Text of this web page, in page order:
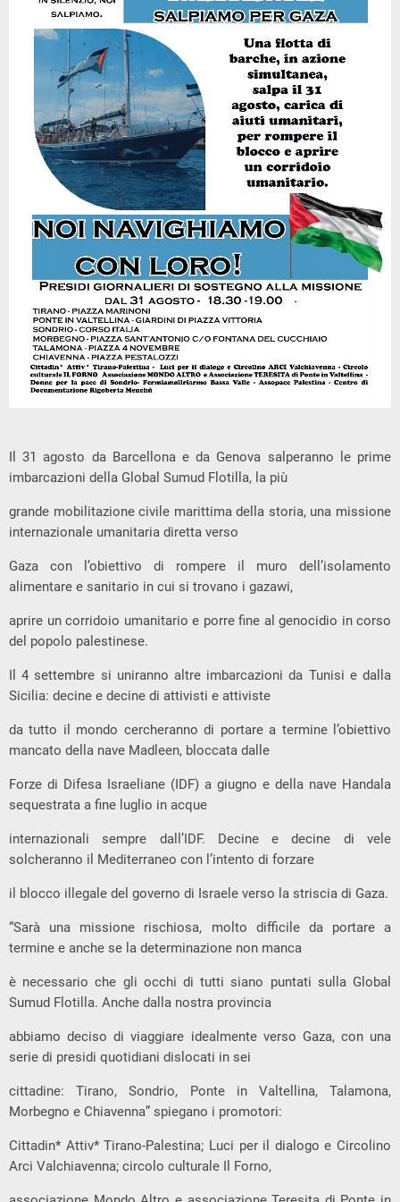
Il 31 agosto da Barcellona e da Genova salperanno le prime
imbarcazioni della Global Sumud Flotilla, la più
grande mobilitazione civile marittima della storia, una missione
internazionale umanitaria diretta verso
Gaza con l’obiettivo di rompere il muro dell’isolamento
alimentare e sanitario in cui si trovano i gazawi,
aprire un corridoio umanitario e porre fine al genocidio in corso
del popolo palestinese.
Il 4 settembre si uniranno altre imbarcazioni da Tunisi e dalla
Sicilia: decine e decine di attivisti e attiviste
da tutto il mondo cercheranno di portare a termine l’obiettivo
mancato della nave Madleen, bloccata dalle
Forze di Difesa Israeliane (IDF) a giugno e della nave Handala
sequestrata a fine luglio in acque
internazionali sempre dall’IDF. Decine e decine di vele
solcheranno il Mediterraneo con l’intento di forzare
il blocco illegale del governo di Israele verso la striscia di Gaza.
“Sarà una missione rischiosa, molto difficile da portare a
termine e anche se la determinazione non manca
è necessario che gli occhi di tutti siano puntati sulla Global
Sumud Flotilla. Anche dalla nostra provincia
abbiamo deciso di viaggiare idealmente verso Gaza, con una
serie di presidi quotidiani dislocati in sei
cittadine: Tirano, Sondrio, Ponte in Valtellina, Talamona,
Morbegno e Chiavenna” spiegano i promotori:
Cittadin* Attiv* Tirano-Palestina; Luci per il dialogo e Circolino
Arci Valchiavenna; circolo culturale Il Forno,